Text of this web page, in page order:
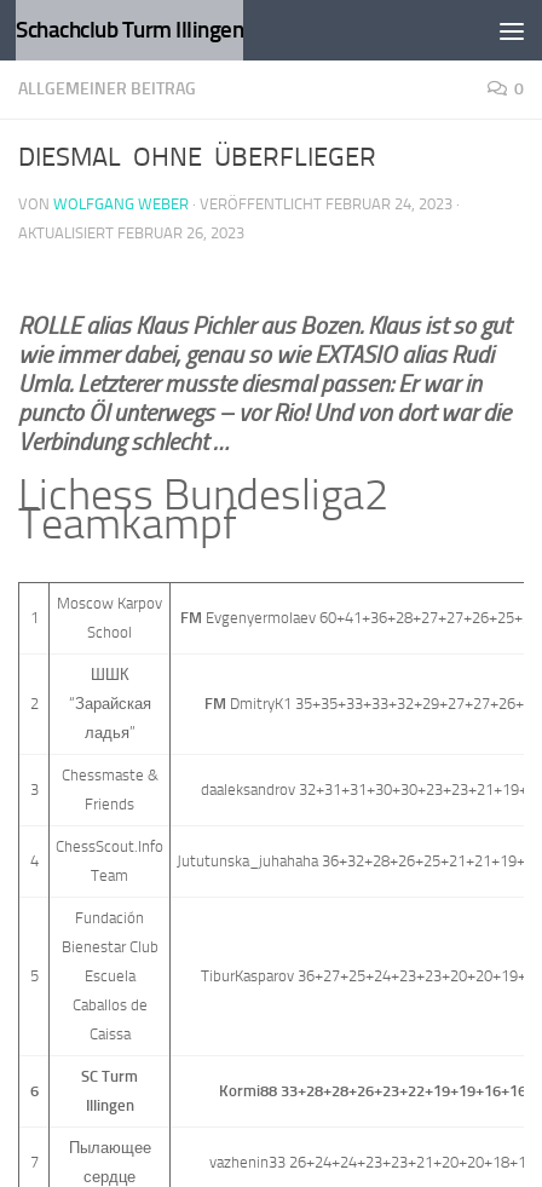
Zum Inhalt springen
Schachclub Turm Illingen
ALLGEMEINER BEITRAG 0
DIESMAL OHNE ÜBERFLIEGER
VON WOLFGANG WEBER · VERÖFFENTLICHT FEBRUAR 24, 2023 ·
AKTUALISIERT FEBRUAR 26, 2023
ROLLE alias Klaus Pichler aus Bozen. Klaus ist so gut
wie immer dabei, genau so wie EXTASIO alias Rudi
Umla. Letzterer musste diesmal passen: Er war in
puncto Öl unterwegs – vor Rio! Und von dort war die
Verbindung schlecht …
Lichess Bundesliga2
Teamkampf
1
Moscow Karpov
School
FM Evgenyermolaev
2
ШШК
“Зарайская
ладья”
FM DmitryK1
3
Chessmaste &
Friends
daaleksandrov
4
ChessScout.Info
Team
Jututunska_juhahaha
5
Fundación
Bienestar Club
Escuela
Caballos de
Caissa
TiburKasparov
6
SC Turm
Illingen
Kormi88
7
Пылающее
сердце
vazhenin33